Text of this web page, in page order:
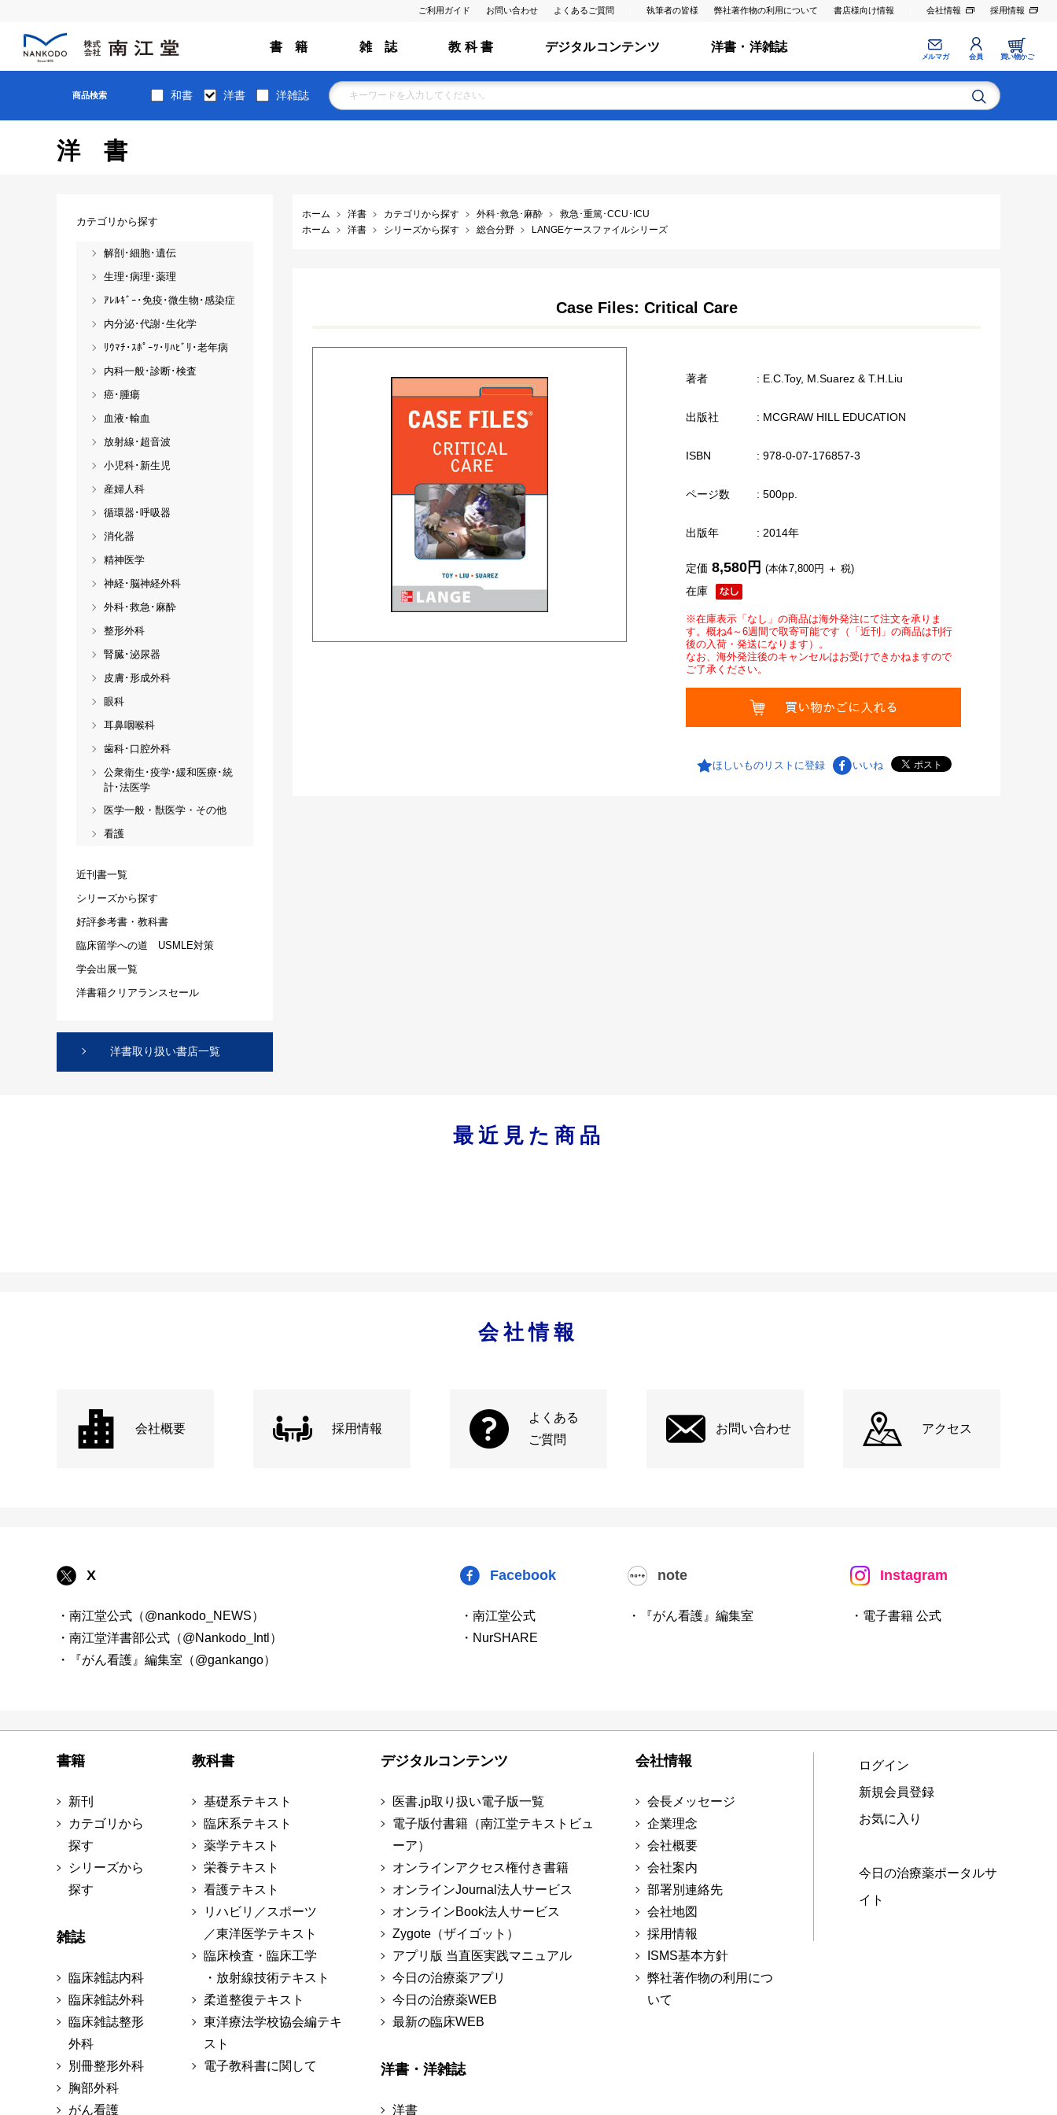
ご利用ガイド お問い合わせ よくあるご質問 執筆者の皆様 弊社著作物の利用について 書店様向け情報 会社情報 採用情報
書 籍 雑 誌 教 科 書 デジタルコンテンツ 洋書・洋雑誌
メルマガ 会員 買い物かご
商品検索 和書 洋書 洋雑誌
洋書
ホーム 洋書 カテゴリから探す 外科･救急･麻酔
救急･重篤･CCU･ICU
ホーム
洋書 シリーズから探す 総合分野 LANGEケースファイルシリーズ
Case Files: Critical Care
著者 : E.C.Toy, M.Suarez & T.H.Liu
出版社 : MCGRAW HILL EDUCATION
ISBN : 978-0-07-176857-3
ページ数 : 500pp.
出版年 : 2014年
在庫
定価 8,580円 (本体7,800円 ＋ 税)
※在庫表示「なし」の商品は海外発注にて注文を承りま
す。概ね4～6週間で取寄可能です（「近刊」の商品は刊行
後の入荷・発送になります）。
なお、海外発注後のキャンセルはお受けできかねますので
ご了承ください。
ほしいものリストに登録 いいね
カテゴリから探す
解剖･細胞･遺伝
生理･病理･薬理
ｱﾚﾙｷﾞｰ･免疫･微生物･感染症
内分泌･代謝･生化学
ﾘｳﾏﾁ･ｽﾎﾟｰﾂ･ﾘﾊﾋﾞﾘ･老年病
内科一般･診断･検査
癌･腫瘍
血液･輸血
放射線･超音波
小児科･新生児
産婦人科
循環器･呼吸器
消化器
精神医学
神経･脳神経外科
外科･救急･麻酔
整形外科
腎臓･泌尿器
皮膚･形成外科
眼科
耳鼻咽喉科
歯科･口腔外科
公衆衛生･疫学･緩和医療･統
計･法医学
医学一般・獣医学・その他
看護
近刊書一覧
シリーズから探す
好評参考書・教科書
臨床留学への道 USMLE対策
学会出展一覧
洋書籍クリアランスセール
洋書取り扱い書店一覧
最近見た商品
会社情報
会社概要 採用情報
よくある
ご質問
お問い合わせ アクセス
X
・南江堂公式（@nankodo_NEWS）
・南江堂洋書部公式（@Nankodo_Intl）
・『がん看護』編集室（@gankango）
Facebook
・南江堂公式
・NurSHARE
note
・『がん看護』編集室
Instagram
・電子書籍 公式
書籍
新刊
カテゴリから
探す
シリーズから
探す
雑誌
臨床雑誌内科
臨床雑誌外科
臨床雑誌整形
外科
別冊整形外科
胸部外科
がん看護
教科書
基礎系テキスト
臨床系テキスト
薬学テキスト
栄養テキスト
看護テキスト
リハビリ／スポーツ
／東洋医学テキスト
臨床検査・臨床工学
・放射線技術テキスト
柔道整復テキスト
東洋療法学校協会編テキ
スト
電子教科書に関して
デジタルコンテンツ
医書.jp取り扱い電子版一覧
電子版付書籍（南江堂テキストビュ
ーア）
オンラインアクセス権付き書籍
オンラインJournal法人サービス
オンラインBook法人サービス
Zygote（ザイゴット）
アプリ版 当直医実践マニュアル
今日の治療薬アプリ
今日の治療薬WEB
最新の臨床WEB
洋書・洋雑誌
洋書
会社情報
会長メッセージ
企業理念
会社概要
会社案内
部署別連絡先
会社地図
採用情報
ISMS基本方針
弊社著作物の利用につ
いて
ログイン
新規会員登録
お気に入り
今日の治療薬ポータルサ
イト